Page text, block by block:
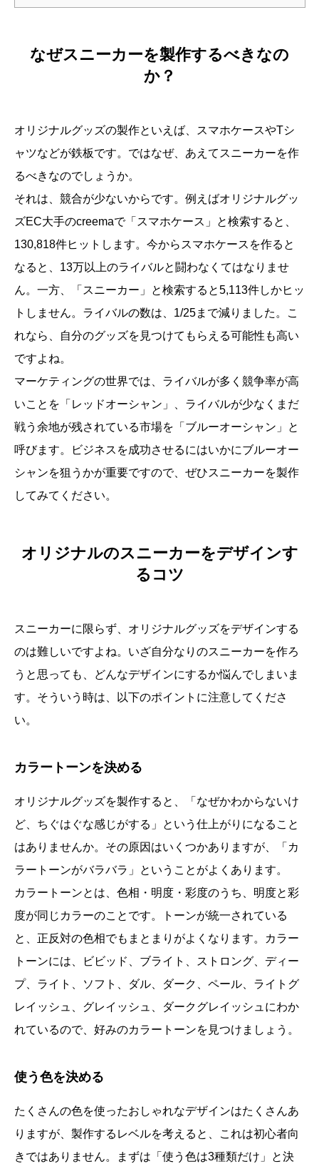
なぜスニーカーを製作するべきなの
か？
オリジナルグッズの製作といえば、スマホケースやTシ
ャツなどが鉄板です。ではなぜ、あえてスニーカーを作
るべきなのでしょうか。
それは、競合が少ないからです。例えばオリジナルグッ
ズEC大手のcreemaで「スマホケース」と検索すると、
130,818件ヒットします。今からスマホケースを作ると
なると、13万以上のライバルと闘わなくてはなりませ
ん。一方、「スニーカー」と検索すると5,113件しかヒッ
トしません。ライバルの数は、1/25まで減りました。こ
れなら、自分のグッズを見つけてもらえる可能性も高い
ですよね。
マーケティングの世界では、ライバルが多く競争率が高
いことを「レッドオーシャン」、ライバルが少なくまだ
戦う余地が残されている市場を「ブルーオーシャン」と
呼びます。ビジネスを成功させるにはいかにブルーオー
シャンを狙うかが重要ですので、ぜひスニーカーを製作
してみてください。
オリジナルのスニーカーをデザインす
るコツ
スニーカーに限らず、オリジナルグッズをデザインする
のは難しいですよね。いざ自分なりのスニーカーを作ろ
うと思っても、どんなデザインにするか悩んでしまいま
す。そういう時は、以下のポイントに注意してくださ
い。
カラートーンを決める
オリジナルグッズを製作すると、「なぜかわからないけ
ど、ちぐはぐな感じがする」という仕上がりになること
はありませんか。その原因はいくつかありますが、「カ
ラートーンがバラバラ」ということがよくあります。
カラートーンとは、色相・明度・彩度のうち、明度と彩
度が同じカラーのことです。トーンが統一されている
と、正反対の色相でもまとまりがよくなります。カラー
トーンには、ビビッド、ブライト、ストロング、ディー
プ、ライト、ソフト、ダル、ダーク、ペール、ライトグ
レイッシュ、グレイッシュ、ダークグレイッシュにわか
れているので、好みのカラートーンを見つけましょう。
使う色を決める
たくさんの色を使ったおしゃれなデザインはたくさんあ
りますが、製作するレベルを考えると、これは初心者向
きではありません。まずは「使う色は3種類だけ」と決